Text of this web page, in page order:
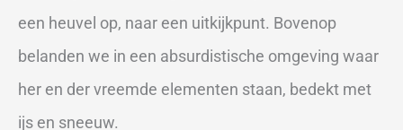
een heuvel op, naar een uitkijkpunt. Bovenop
belanden we in een absurdistische omgeving waar
her en der vreemde elementen staan, bedekt met
ijs en sneeuw.